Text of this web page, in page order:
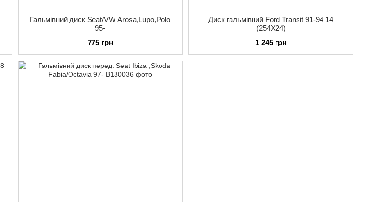
Гальмівний диск Seat/VW Arosa,Lupo,Polo
95-
775 грн
Диск гальмівний Ford Transit 91-94 14
(254X24)
1 245 грн